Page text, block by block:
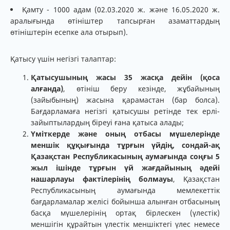
Қамту - 1000 адам (02.03.2020 ж. және 16.05.2020 ж.
аралығында өтініштер тапсырған азаматтардың
өтініштерін есепке ала отырып).
Қатысу үшін негізгі талаптар:
Қатысушының жасы 35 жасқа дейін (қоса
алғанда), өтініш беру кезінде, жұбайының
(зайыбының) жасына қарамастан (бар болса).
Бағдарламаға негізгі қатысушы ретінде тек ерлі-
зайыптылардың біреуі ғана қатыса алады;
Үміткерде және оның отбасы мүшелерінде
меншік құқығында тұрғын үйдің, сондай-ақ
Қазақстан Республикасының аумағында соңғы 5
жыл ішінде тұрғын үй жағдайының әдейі
нашарлауы фактілерінің болмауы, Қазақстан
Республикасының аумағында мемлекеттік
бағдарламалар желісі бойынша алынған отбасының
басқа мүшелерінің ортақ бірлескен (үлестік)
меншігін құрайтын үлестік меншіктегі үлес немесе